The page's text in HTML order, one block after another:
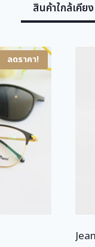
สินค้าใกล้เคียง
ลดราคา!